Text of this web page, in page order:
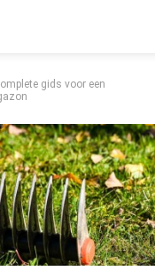
gids voor een